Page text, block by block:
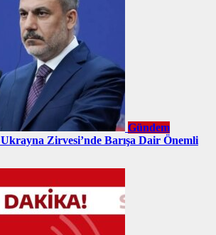
Gündem
Zirvesi’nde Barışa Dair Önemli